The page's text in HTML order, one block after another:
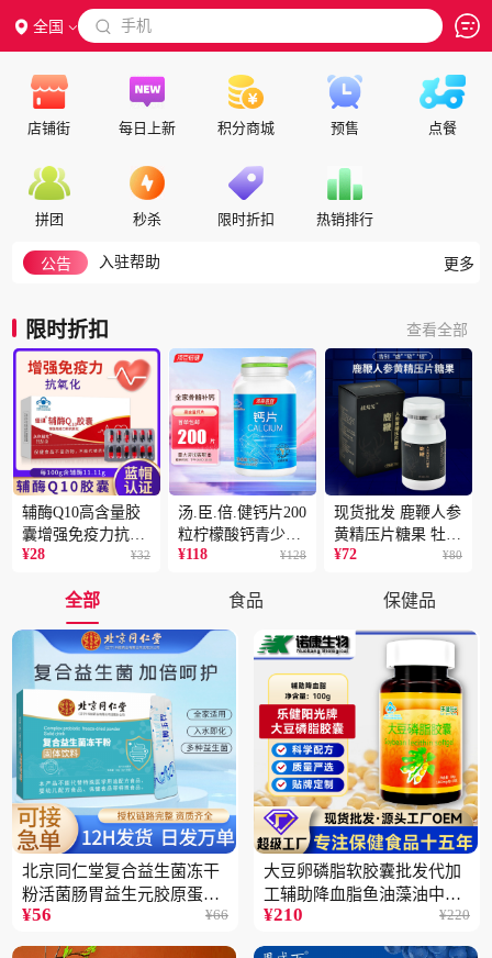
全国  手机
店铺街 每日上新 积分商城 预售 点餐
拼团 秒杀 限时折扣 热销排行
公告
隐私政策
代理合作
入驻帮助
积分兑换说明
如何搜索
更多
限时折扣 查看全部
辅酶Q10高含量胶
囊增强免疫力抗氧
化蓝帽保健食品批
¥28 ¥32
汤.臣.倍.健钙片200
粒柠檬酸钙青少年
成人补钙骨骼健康
¥118 ¥128
现货批发 鹿鞭人参
黄精压片糖果 牡蛎
片 男性片剂人参黄
¥72 ¥80
全部 食品 保健品
北京同仁堂复合益生菌冻干
粉活菌肠胃益生元胶原蛋白
固体饮料批发3件
¥56 ¥66
大豆卵磷脂软胶囊批发代加
工辅助降血脂鱼油藻油中老
年蓝帽保健品5瓶
¥210 ¥220